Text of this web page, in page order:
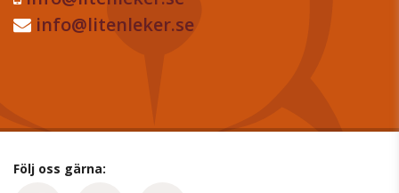
info@litenleker.se
Följ oss gärna: